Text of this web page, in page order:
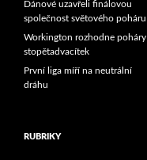
Dánové uzavřeli finálovou
společnost světového poháru
Workington rozhodne poháry
stopětadvacítek
První liga míří na neutrální
dráhu
RUBRIKY